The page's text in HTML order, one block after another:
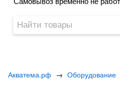
Акватема.рф → Оборудование